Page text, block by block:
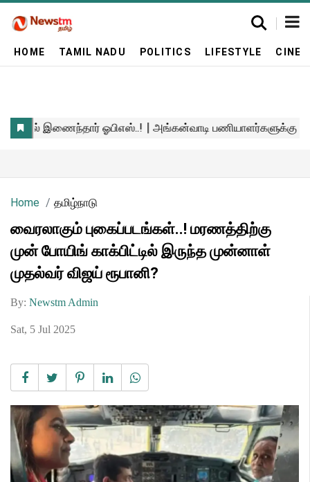
HOME TAMIL NADU POLITICS LIFESTYLE
Home தமிழ்நாடு
வைரலாகும் புகைப்படங்கள்..! மரணத்திற்கு
முன் போயிங் காக்பிட்டில் இருந்த முன்னாள்
முதல்வர் விஜய் ரூபானி?
By: Newstm Admin
Sat, 5 Jul 2025